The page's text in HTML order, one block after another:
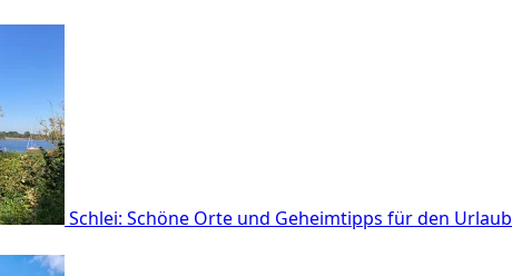
Schlei: Schöne Orte und Geheimtipps für den Urlaub